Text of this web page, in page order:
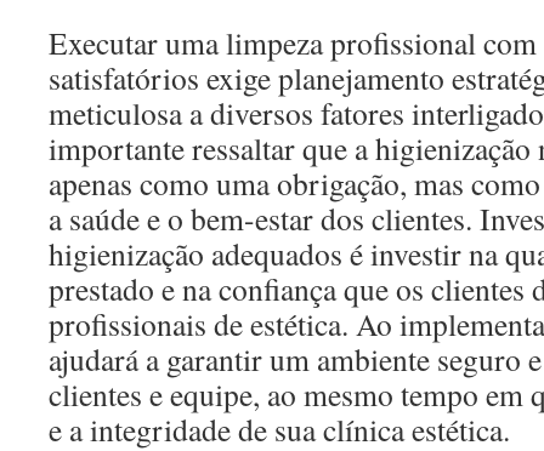
Executar uma limpeza profissional
satisfatórios exige planejamento
meticulosa a diversos fatores
importante ressaltar que a higienização
apenas como uma obrigação, mas
a saúde e o bem-estar dos clientes.
higienização adequados é investir na
prestado e na confiança que os clientes
profissionais de estética. Ao
ajudará a garantir um ambiente seguro
clientes e equipe, ao mesmo tempo em
e a integridade de sua clínica estética.